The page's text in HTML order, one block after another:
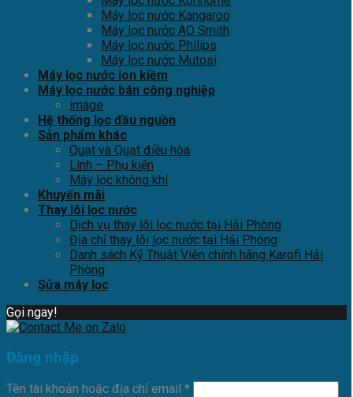
Máy lọc nước Kangaroo
Máy lọc nước AO Smith
Máy lọc nước Philips
Máy lọc nước Mutosi
Máy lọc nước ion kiềm
Máy lọc nước bán công nghiệp
image
Hệ thống lọc đầu nguồn
Sản phẩm khác
Quạt và Quạt điều hòa
Linh – Phụ kiện
Máy lọc không khí
Khuyến mãi
Thay lõi lọc nước
Dịch vụ thay lõi lọc nước tại Hải Phòng
Địa chỉ thay lõi lọc nước tại Hải Phòng
Danh sách Kỹ Thuật Viên chính hãng Karofi Hải
Phòng
Sửa máy lọc
Gọi ngay!
Đăng nhập
Tên tài khoản hoặc địa chỉ email *